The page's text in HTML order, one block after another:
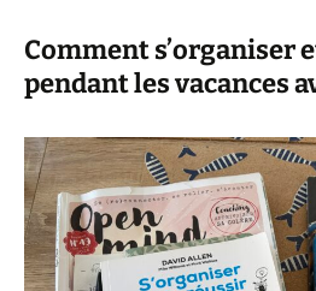
Comment s’organiser
pendant les vacances